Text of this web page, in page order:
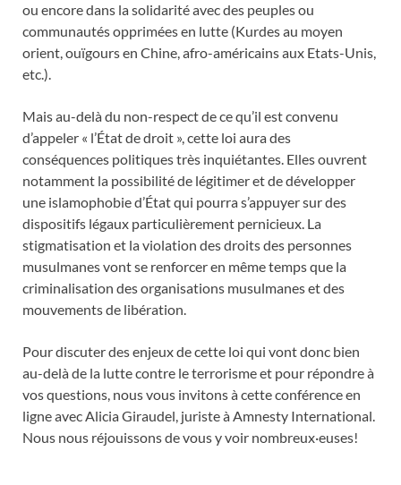
ou encore dans la solidarité avec des peuples ou
communautés opprimées en lutte (Kurdes au moyen
orient, ouïgours en Chine, afro-américains aux Etats-Unis,
etc.).
Mais au-delà du non-respect de ce qu’il est convenu
d’appeler « l’État de droit », cette loi aura des
conséquences politiques très inquiétantes. Elles ouvrent
notamment la possibilité de légitimer et de développer
une islamophobie d’État qui pourra s’appuyer sur des
dispositifs légaux particulièrement pernicieux. La
stigmatisation et la violation des droits des personnes
musulmanes vont se renforcer en même temps que la
criminalisation des organisations musulmanes et des
mouvements de libération.
Pour discuter des enjeux de cette loi qui vont donc bien
au-delà de la lutte contre le terrorisme et pour répondre à
vos questions, nous vous invitons à cette conférence en
ligne avec Alicia Giraudel, juriste à Amnesty International.
Nous nous réjouissons de vous y voir nombreux·euses!